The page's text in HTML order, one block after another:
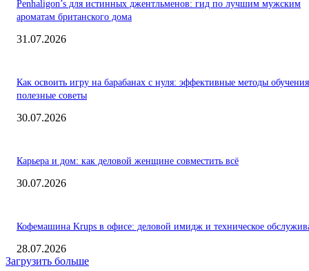
Penhaligon’s для истинных джентльменов: гид по лучшим мужским
ароматам британского дома
31.07.2026
Как освоить игру на барабанах с нуля: эффективные методы
полезные советы
30.07.2026
Карьера и дом: как деловой женщине совместить всё
30.07.2026
Кофемашина Krups в офисе: деловой имидж и техническое
28.07.2026
Загрузить больше